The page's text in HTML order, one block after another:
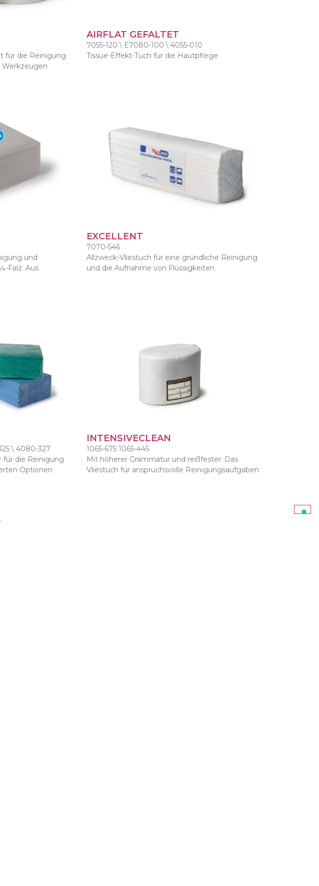
für die Reinigung
Werkzeugen
AIRFLAT GEFALTET
7055-120 \ E7080-100 \ 4055-010
Tissue-Effekt-Tuch für die Hautpflege
und
Falz. Aus
EXCELLENT
7070-546
Allzweck-Vliestuch für eine gründliche Reinigung
und die Aufnahme von Flüssigkeiten
\ 4080-327
für die Reinigung
Optionen
INTENSIVECLEAN
1065-675 1065-445
Mit höherer Grammatur und reißfester: Das
Vliestuch für anspruchsvolle Reinigungsaufgaben